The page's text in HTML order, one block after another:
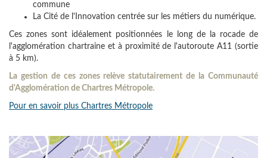
commune
La Cité de l'Innovation centrée sur les métiers du numérique.
Ces zones sont idéalement positionnées le long de la rocade de
l'agglomération chartraine et à proximité de l'autoroute A11 (sortie
à 5 km).
La gestion de ces zones relève statutairement de la Communauté
d'Agglomération de Chartres Métropole.
Pour en savoir plus Chartres Métropole